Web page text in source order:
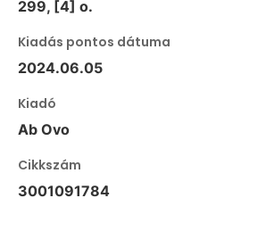
299, [4] o.
Kiadás pontos dátuma
2024.06.05
Kiadó
Ab Ovo
Cikkszám
3001091784